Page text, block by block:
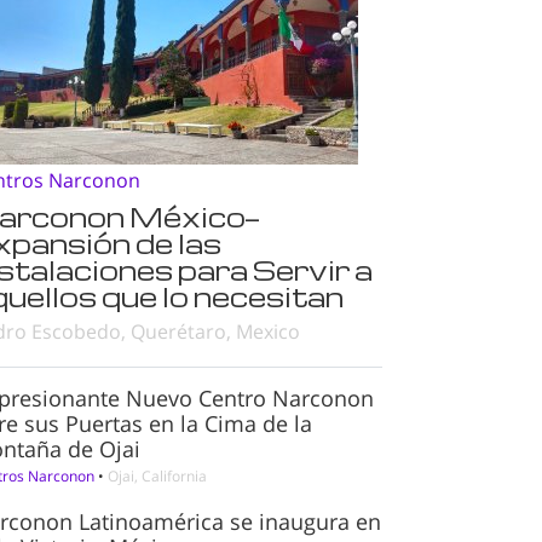
Narconon
México—
de las
para Servir a
que lo necesitan
Escobedo, Querétaro, Mexico
Nuevo Centro Narconon
sus Puertas en la Cima de la
de Ojai
Narconon • Ojai, California
Latinoamérica se inaugura en